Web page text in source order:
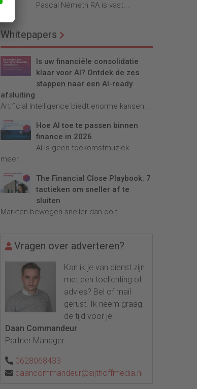
Pascal Németh RA is vast...
Whitepapers
Is uw financiële consolidatie
klaar voor AI? Ontdek de zes
stappen naar een AI-ready
afsluiting
Artificial Intelligence biedt enorme kansen...
Hoe AI toe te passen binnen
finance in 2026
AI is geen toekomstmuziek
meer...
The Financial Close Playbook: 7
tactieken om sneller af te
sluiten
Markten bewegen sneller dan ooit....
Vragen over adverteren?
Kan ik je van dienst zijn
met een toelichting of
advies? Bel of mail
gerust. Ik neem graag
de tijd voor je.
Daan Commandeur
Partner Manager
0628068433
daancommandeur@sijthoffmedia.nl